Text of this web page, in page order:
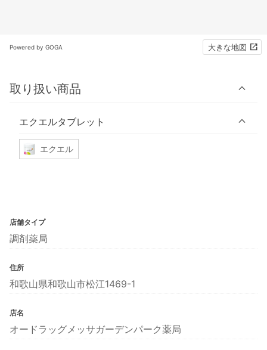
Powered by GOGA 大きな地図
取り扱い商品
エクエルタブレット
エクエル
店舗タイプ
調剤薬局
住所
和歌山県和歌山市松江1469-1
店名
オードラッグメッサガーデンパーク薬局